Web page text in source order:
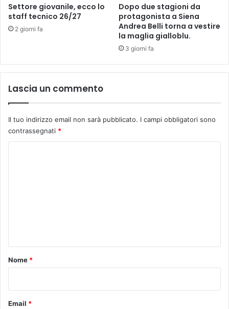
u
l
c
i
s
t
p
e
r
o
n
a
r
i
a
c
o
n
Settore giovanile, ecco lo
staff tecnico 26/27
2 giorni fa
Dopo due stagioni da
protagonista a Siena
Andrea Belli torna a vestire
la maglia gialloblu.
3 giorni fa
Lascia un commento
Il tuo indirizzo email non sarà pubblicato. I campi obbligatori sono
contrassegnati *
o
Nome *
Email *